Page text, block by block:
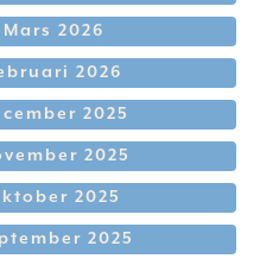
2026
2026
2025
2025
2025
2025